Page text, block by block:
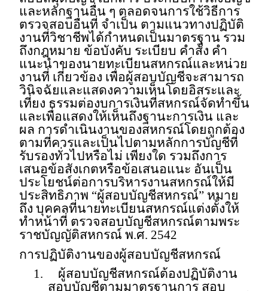
และหลักฐานอื่น ๆ ตลอดจนการใช้วิธีการ
ตรวจสอบอื่นที่ จำเป็น ตามแนวทางปฏิบัติ
งานที่วิชาชีพได้กำหนดเป็นมาตรฐาน รวม
ถึงกฎหมาย ข้อบังคับ ระเบียบ คำสั่ง คำ
แนะนำของนายทะเบียนสหกรณ์และหน่วย
งานที่ เกี่ยวข้อง เพื่อผู้สอบบัญชีจะสามารถ
วินิจฉัยและแสดงความเห็นโดยอิสระและ
เที่ยง ธรรมต่องบการเงินที่สหกรณ์จัดทำขึ้น
และเพื่อแสดงให้เห็นถึงฐานะการเงิน และ
ผล การดำเนินงานของสหกรณ์โดยถูกต้อง
ตามที่ควรและเป็นไปตามหลักการบัญชีที่
รับรองทั่วไปหรือไม่ เพียงใด รวมถึงการ
เสนอข้อสังเกตหรือข้อเสนอแนะ อันเป็น
ประโยชน์ต่อการบริหารงานสหกรณ์ให้มี
ประสิทธิภาพ “ผู้สอบบัญชีสหกรณ์” หมาย
ถึง บุคคลที่นายทะเบียนสหกรณ์แต่งตั้งให้
ทำหน้าที่ ตรวจสอบบัญชีสหกรณ์ตามพระ
ราชบัญญัติสหกรณ์ พ.ศ. 2542
การปฏิบัติงานของผู้สอบบัญชีสหกรณ์
1.
ผู้สอบบัญชีสหกรณ์ต้องปฏิบัติงาน
สอบบัญชีตามมาตรฐานการ สอบ